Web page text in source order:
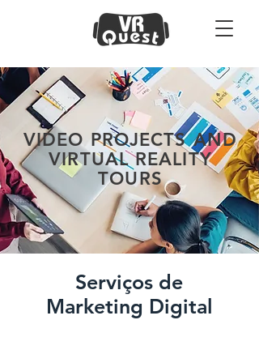
VIDEO PROJECTS AND
VIRTUAL REALITY
TOURS
Serviços de
Marketing Digital